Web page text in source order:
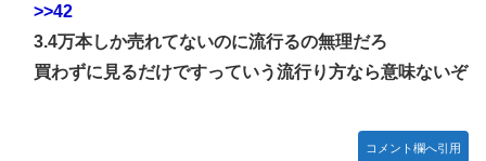
>>42
3.4万本しか売れてないのに流行るの無理だろ
買わずに見るだけですっていう流行り方なら意味ないぞ
コメント欄へ引用